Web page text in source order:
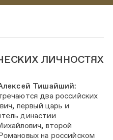
ЛИЧНОСТЯХ
Тишайший:
два российских
первый царь и
династии
второй
на российском